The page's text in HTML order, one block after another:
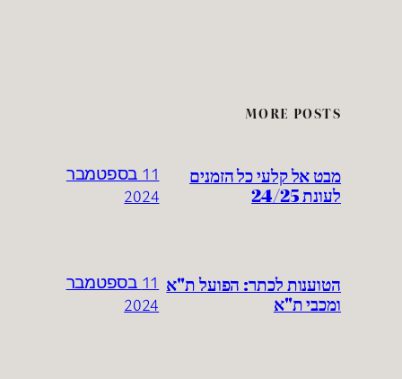
MORE POSTS
מבט אל קלעי כל הזמנים
לעונת 24/25
11 בספטמבר
2024
הטוענות לכתר: הפועל ת"א
ומכבי ת"א
11 בספטמבר
2024